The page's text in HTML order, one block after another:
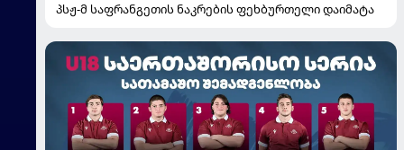
პსჟ-მ საფრანგეთის ნაკრების ფეხბურთელი დაიმატა